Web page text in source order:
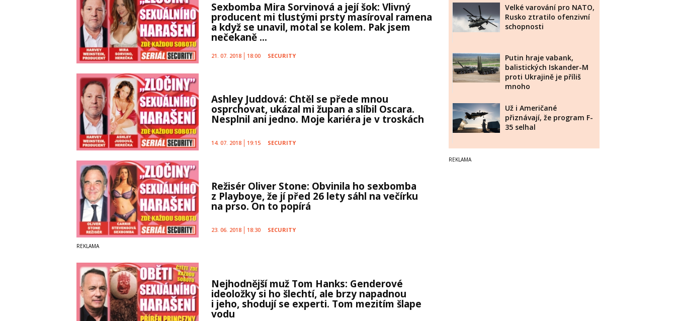
Sexbomba Mira Sorvinová a její šok: Vlivný
producent mi tlustými prsty masíroval ramena
a když se unavil, motal se kolem. Pak jsem
nečekaně ...
21. 07. 2018 18:00 SECURITY
Ashley Juddová: Chtěl se přede mnou
osprchovat, ukázal mi župan a slíbil Oscara.
Nesplnil ani jedno. Moje kariéra je v troskách
14. 07. 2018 19:15 SECURITY
Režisér Oliver Stone: Obvinila ho sexbomba
z Playboye, že jí před 26 lety sáhl na večírku
na prso. On to popírá
23. 06. 2018 18:30 SECURITY
Nejhodnější muž Tom Hanks: Genderové
ideoložky si ho šlechtí, ale brzy napadnou
i jeho, shodují se experti. Tom mezitím šlape
vodu
Velké varování pro NATO,
Rusko ztratilo ofenzivní
schopnosti
Putin hraje vabank,
balistických Iskander-M
proti Ukrajině je příliš
mnoho
Už i Američané
přiznávají, že program F-
35 selhal